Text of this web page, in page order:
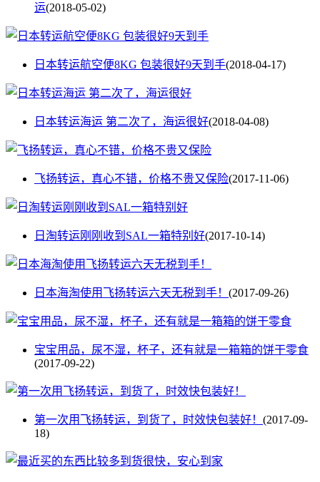
运(2018-05-02)
日本转运航空便8KG 包装很好9天到手(2018-04-17)
日本转运海运 第二次了，海运很好(2018-04-08)
飞扬转运，真心不错，价格不贵又保险(2017-11-06)
日淘转运刚刚收到SAL一箱特别好(2017-10-14)
日本海淘使用飞扬转运六天无税到手！ (2017-09-26)
宝宝用品，尿不湿，杯子，还有就是一箱箱的饼干零食
(2017-09-22)
第一次用飞扬转运，到货了，时效快包装好！ (2017-09-
18)